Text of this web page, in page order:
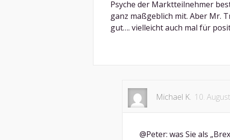
Psyche der Marktteilnehmer
ganz maßgeblich mit. Aber Mr.
gut…. vielleicht auch mal für
Michael K. 10.
@Peter: was Sie als